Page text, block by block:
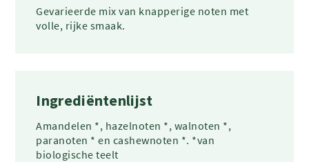
Gevarieerde mix van knapperige noten met
volle, rijke smaak.
Ingrediëntenlijst
Amandelen *, hazelnoten *, walnoten *,
paranoten * en cashewnoten *. *van
biologische teelt